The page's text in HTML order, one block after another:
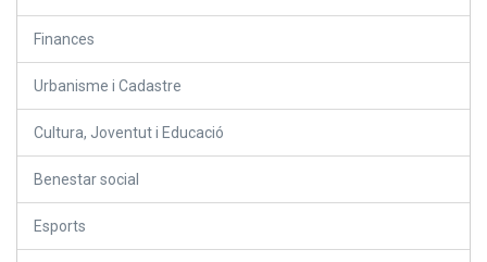
Finances
Urbanisme i Cadastre
Cultura, Joventut i Educació
Benestar social
Esports